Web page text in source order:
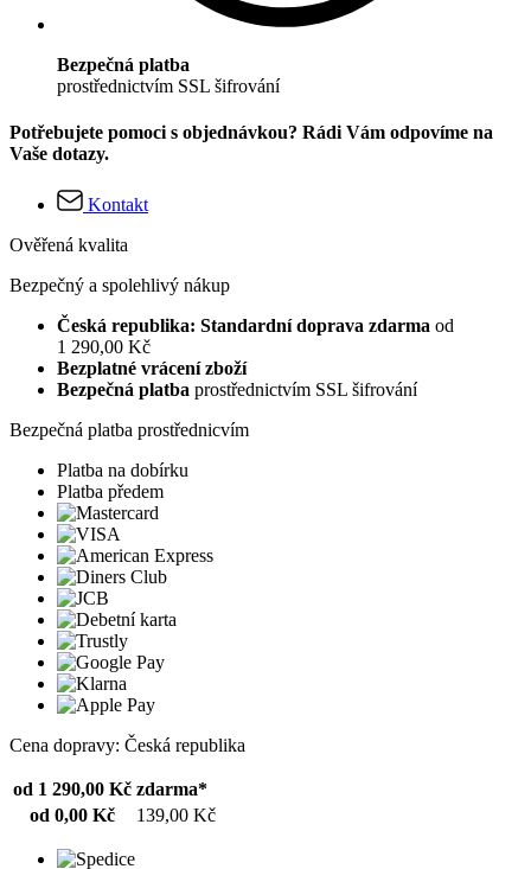
Bezpečná platba
prostřednictvím SSL šifrování
Potřebujete pomoci s objednávkou? Rádi Vám odpovíme na
Vaše dotazy.
Kontakt
Ověřená kvalita
Bezpečný a spolehlivý nákup
Česká republika: Standardní doprava zdarma od
1 290,00 Kč
Bezplatné vrácení zboží
Bezpečná platba prostřednictvím SSL šifrování
Bezpečná platba prostřednicvím
Platba na dobírku
Platba předem
Cena dopravy: Česká republika
od 1 290,00 Kč zdarma*
od 0,00 Kč
139,00 Kč